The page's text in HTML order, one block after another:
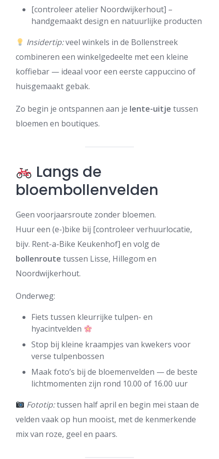
[controleer atelier Noordwijkerhout] –
handgemaakt design en natuurlijke producten
Insidertip:veel winkels in de Bollenstreek
combineren een winkelgedeelte met een kleine
koffiebar — ideaal voor een eerste cappuccino of
huisgemaakt gebak.
Zo begin je ontspannen aan je lente-uitje tussen
bloemen en boutiques.
Langs de
bloembollenvelden
Geen voorjaarsroute zonder bloemen.
Huur een (e-)bike bij [controleer verhuurlocatie,
bijv. Rent-a-Bike Keukenhof] en volg de
bollenroute tussen Lisse, Hillegom en
Noordwijkerhout.
Onderweg:
Fiets tussen kleurrijke tulpen- en
hyacintvelden
Stop bij kleine kraampjes van kwekers voor
verse tulpenbossen
Maak foto’s bij de bloemenvelden — de beste
lichtmomenten zijn rond 10.00 of 16.00 uur
Fototip:tussen half april en begin mei staan de
velden vaak op hun mooist, met de kenmerkende
mix van roze, geel en paars.